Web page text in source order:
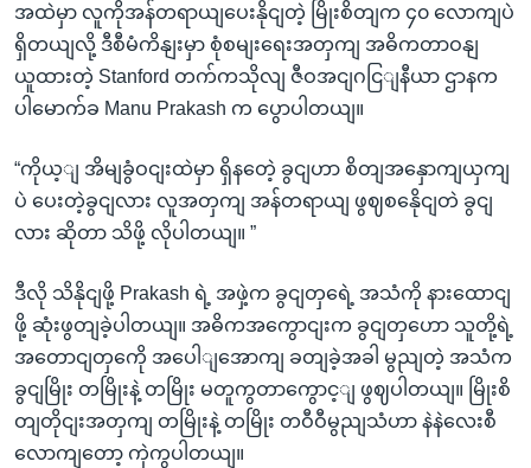
အထဲမှာ လူကိုအန်တရာယျပေးနိုငျတဲ့ မြိုးစိတျက ၄၀ လောကျပဲ
ရှိတယျလို့ ဒီစီမံကိနျးမှာ စုံစမျးရေးအတှကျ အဓိကတာဝနျ
ယူထားတဲ့ Stanford တက်ကသိုလျ ဇီဝအငျဂငြျနီယာ ဌာနက
ပါမောက်ခ Manu Prakash က ပွောပါတယျ။
“ကိုယ့ျ အိမျခွံဝငျးထဲမှာ ရှိနတေဲ့ ခွငျဟာ စိတျအနှောကျယှကျ
ပဲ ပေးတဲ့ခွငျလား လူအတှကျ အန်တရာယျ ဖွဈစနေိုငျတဲ ခွငျ
လား ဆိုတာ သိဖို့ လိုပါတယျ။ ”
ဒီလို သိနိုငျဖို့ Prakash ရဲ့ အဖှဲ့က ခွငျတှရေဲ့ အသံကို နားထောငျ
ဖို့ ဆုံးဖွတျခဲ့ပါတယျ။ အဓိကအကွောငျးက ခွငျတှဟော သူတို့ရဲ့
အတောငျတှကေို အပေါျအောကျ ခတျခဲ့အခါ မွညျတဲ့ အသံက
ခွငျမြိုး တမြိုးနဲ့ တမြိုး မတူကွတာကွောင့ျ ဖွဈပါတယျ။ မြိုးစိ
တျတိုငျးအတှကျ တမြိုးနဲ့ တမြိုး တဝီဝီမွညျသံဟာ နဲနဲလေးစီ
လောကျတော့ ကှဲကွပါတယျ။